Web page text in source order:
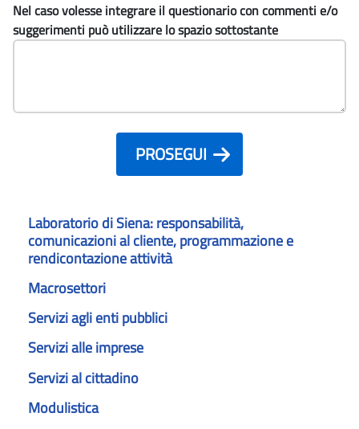
Laboratorio di Siena: responsabilità,
comunicazioni al cliente, programmazione e
rendicontazione attività
Macrosettori
Servizi agli enti pubblici
Servizi alle imprese
Servizi al cittadino
Modulistica
Nel caso volesse integrare il questionario con commenti e/o
suggerimenti può utilizzare lo spazio sottostante
PROSEGUI